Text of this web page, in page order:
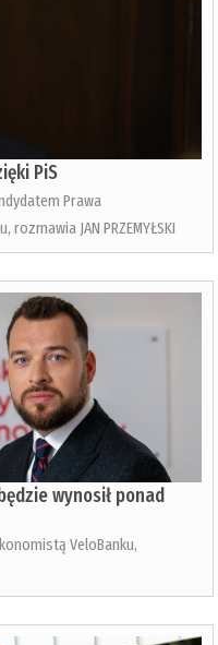
PiS
Prawa
JAN PRZEMYŁSKI
wynosił ponad
VeloBanku,